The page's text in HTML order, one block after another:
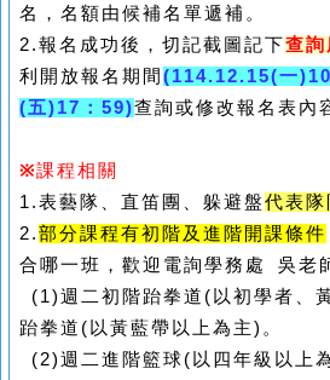
名，名額由候補名單遞補。
2.報名成功後，切記截圖記下查詢
利開放報名期間 (114.12.15(一
(五)17：59)查詢或修改報名表內
※課程相關
1.表藝隊、直笛團、躲避盤代表隊
2.部分課程有初階及進階開課條件
合哪一班，歡迎電詢學務處 吳老
(1)週二初階跆拳道(以初學者、
跆拳道(以黃藍帶以上為主)。
(2)週二進階籃球(以四年級以上